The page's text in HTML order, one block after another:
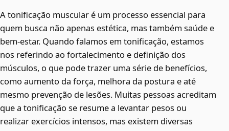
A tonificação muscular é um processo essencial para
quem busca não apenas estética, mas também saúde e
bem-estar. Quando falamos em tonificação, estamos
nos referindo ao fortalecimento e definição dos
músculos, o que pode trazer uma série de benefícios,
como aumento da força, melhora da postura e até
mesmo prevenção de lesões. Muitas pessoas acreditam
que a tonificação se resume a levantar pesos ou
realizar exercícios intensos, mas existem diversas